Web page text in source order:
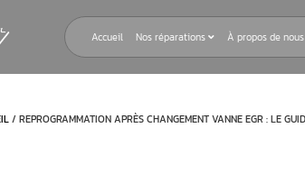
Accueil Nos réparations